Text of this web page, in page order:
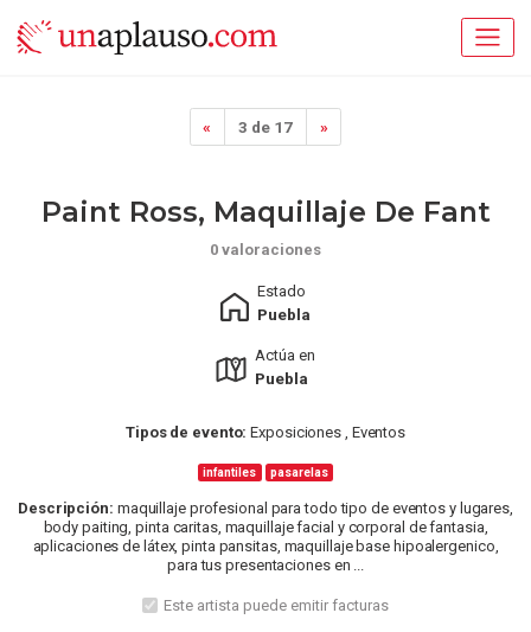
« 3 de 17 »
Paint Ross, Maquillaje De Fant
0 valoraciones
Estado
Puebla
Actúa en
Puebla
Tipos de evento: Exposiciones , Eventos
infantiles pasarelas
Descripción: maquillaje profesional para todo tipo de eventos y lugares,
body paiting, pinta caritas, maquillaje facial y corporal de fantasia,
aplicaciones de látex, pinta pansitas, maquillaje base hipoalergenico,
para tus presentaciones en ...
Este artista puede emitir facturas